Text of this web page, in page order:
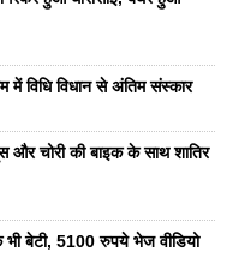
में विधि विधान से अंतिम संस्कार
और चोरी की बाइक के साथ शातिर
भी बेटी, 5100 रुपये भेज वीडियो